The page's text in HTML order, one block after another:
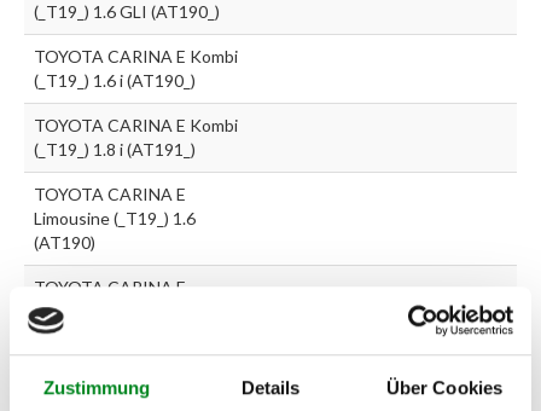
Zustimmung Details Über Cookies
(_T19_) 1.6 GLI (AT190_)
TOYOTA CARINA E Kombi
(_T19_) 1.6 i (AT190_)
TOYOTA CARINA E Kombi
(_T19_) 1.8 i (AT191_)
TOYOTA CARINA E
Limousine (_T19_) 1.6
(AT190)
TOYOTA CARINA E
Limousine (_T19_) 1.6 16V
(AT190_)
TOYOTA CARINA E
Limousine (_T19_) 1.8 i 16V